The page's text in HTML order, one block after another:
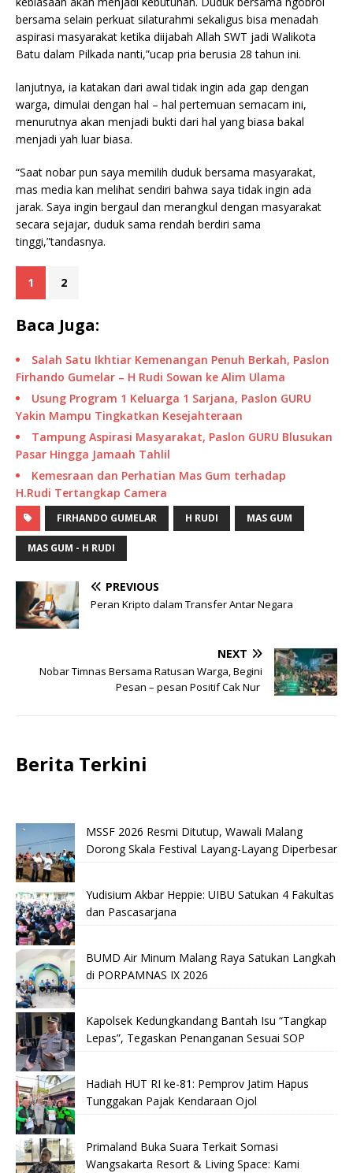
bersama selain perkuat silaturahmi sekaligus bisa menadah
aspirasi masyarakat ketika diijabah Allah SWT jadi Walikota
Batu dalam Pilkada nanti,”ucap pria berusia 28 tahun ini.
lanjutnya, ia katakan dari awal tidak ingin ada gap dengan
warga, dimulai dengan hal – hal pertemuan semacam ini,
menurutnya akan menjadi bukti dari hal yang biasa bakal
menjadi yah luar biasa.
“Saat nobar pun saya memilih duduk bersama masyarakat,
mas media kan melihat sendiri bahwa saya tidak ingin ada
jarak. Saya ingin bergaul dan merangkul dengan masyarakat
secara sejajar, duduk sama rendah berdiri sama
tinggi,”tandasnya.
1 2
Baca Juga:
Salah Satu Ikhtiar Kemenangan Penuh Berkah, Paslon
Firhando Gumelar – H Rudi Sowan ke Alim Ulama
Usung Program 1 Keluarga 1 Sarjana, Paslon GURU
Yakin Mampu Tingkatkan Kesejahteraan
Tampung Aspirasi Masyarakat, Paslon GURU Blusukan
Pasar Hingga Jamaah Tahlil
Kemesraan dan Perhatian Mas Gum terhadap
H.Rudi Tertangkap Camera
FIRHANDO GUMELAR H RUDI MAS GUM
MAS GUM - H RUDI
PREVIOUS
Peran Kripto dalam Transfer Antar Negara
NEXT
Nobar Timnas Bersama Ratusan Warga, Begini
Pesan – pesan Positif Cak Nur
Berita Terkini
MSSF 2026 Resmi Ditutup, Wawali Malang
Dorong Skala Festival Layang-Layang Diperbesar
Yudisium Akbar Heppie: UIBU Satukan 4 Fakultas
dan Pascasarjana
BUMD Air Minum Malang Raya Satukan Langkah
di PORPAMNAS IX 2026
Kapolsek Kedungkandang Bantah Isu “Tangkap
Lepas”, Tegaskan Penanganan Sesuai SOP
Hadiah HUT RI ke-81: Pemprov Jatim Hapus
Tunggakan Pajak Kendaraan Ojol
Primaland Buka Suara Terkait Somasi
Wangsakarta Resort & Living Space: Kami